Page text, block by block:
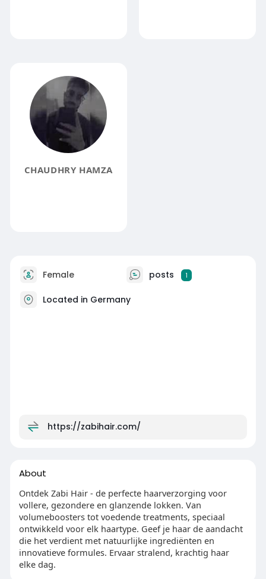
CHAUDHRY HAMZA
Female posts 1
Located in Germany
https://zabihair.com/
About
Ontdek Zabi Hair - de perfecte haarverzorging voor
vollere, gezondere en glanzende lokken. Van
volumeboosters tot voedende treatments, speciaal
ontwikkeld voor elk haartype. Geef je haar de aandacht
die het verdient met natuurlijke ingrediënten en
innovatieve formules. Ervaar stralend, krachtig haar
elke dag.